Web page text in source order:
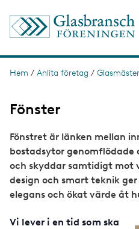
L
n
k
s
t
i
g
Hem / Anlita företag /
Fönster
Fönstret är länken mellan
bostadsytor
och skyddar samtidigt mot
design och smart teknik
elegans och ökat värde åt
Vi lever i en tid som ska